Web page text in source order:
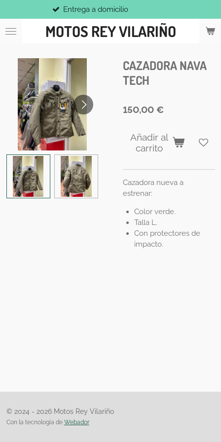
al
contenido
MOTOS REY VILARIÑO
Entrega a domicilio
CAZADORA NAVA
TECH
150,00 €
Añadir al
carrito
Cazadora nueva a
estrenar:
Color verde.
Talla L.
Con protectores de
impacto.
© 2024 - 2026 Motos Rey Vilariño
Con la tecnología de Webador